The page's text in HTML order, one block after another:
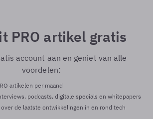
PRO artikel gratis
account aan en geniet van alle
voordelen:
artikelen per maand
podcasts, digitale specials en whitepapers
de laatste ontwikkelingen in en rond tech